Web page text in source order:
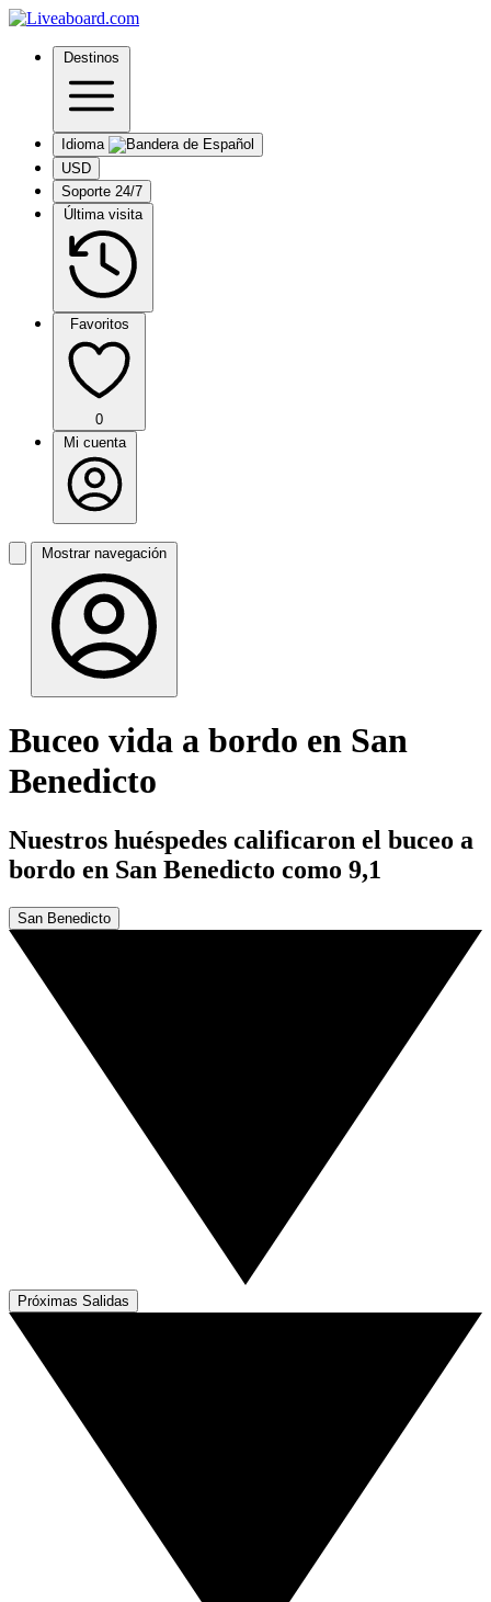
Destinos
Idioma
USD
Soporte 24/7
Última visita
Favoritos
0
Mi cuenta
Mostrar navegación
Buceo vida a bordo en San
Benedicto
Nuestros huéspedes calificaron el buceo a
bordo en San Benedicto como 9,1
San Benedicto
Próximas Salidas